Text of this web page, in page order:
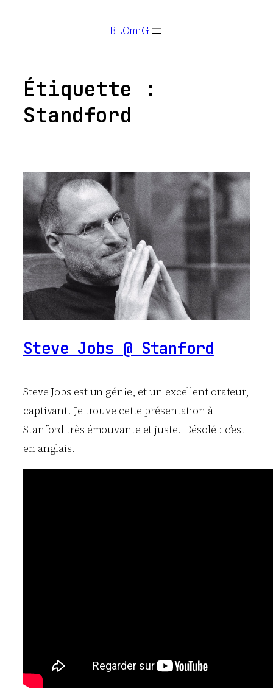
BLOmiG
Étiquette :
Standford
Steve Jobs @ Stanford
Steve Jobs est un génie, et un excellent orateur,
captivant. Je trouve cette présentation à
Stanford très émouvante et juste. Désolé : c’est
en anglais.